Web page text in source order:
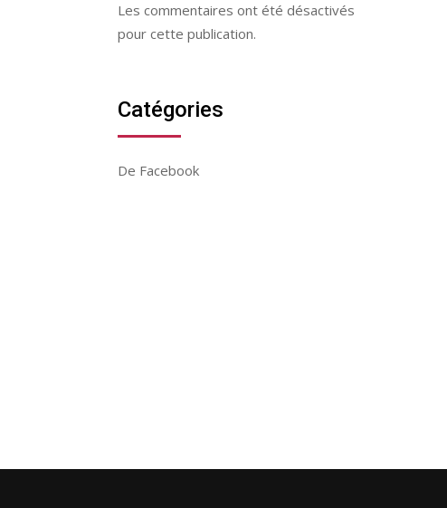
Les commentaires ont été désactivés
pour cette publication.
Catégories
De Facebook